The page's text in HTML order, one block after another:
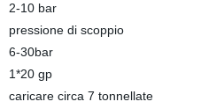
2-10 bar
pressione di scoppio
6-30bar
1*20 gp
caricare circa 7 tonnellate